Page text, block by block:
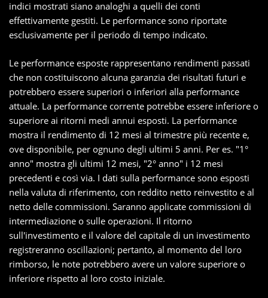
indici mostrati siano analoghi a quelli dei conti
effettivamente gestiti. Le performance sono riportate
esclusivamente per il periodo di tempo indicato.
Le performance esposte rappresentano rendimenti passati
che non costituiscono alcuna garanzia dei risultati futuri e
potrebbero essere superiori o inferiori alla performance
attuale. La performance corrente potrebbe essere inferiore o
superiore ai ritorni medi annui esposti. La performance
mostra il rendimento di 12 mesi al trimestre più recente e,
ove disponibile, per ognuno degli ultimi 5 anni. Per es. "1°
anno" mostra gli ultimi 12 mesi, "2° anno" i 12 mesi
precedenti e così via. I dati sulla performance sono esposti
nella valuta di riferimento, con reddito netto reinvestito e al
netto delle commissioni. Saranno applicate commissioni di
intermediazione o sulle operazioni. Il ritorno
sull'investimento e il valore del capitale di un investimento
registreranno oscillazioni; pertanto, al momento del loro
rimborso, le note potrebbero avere un valore superiore o
inferiore rispetto al loro costo iniziale.